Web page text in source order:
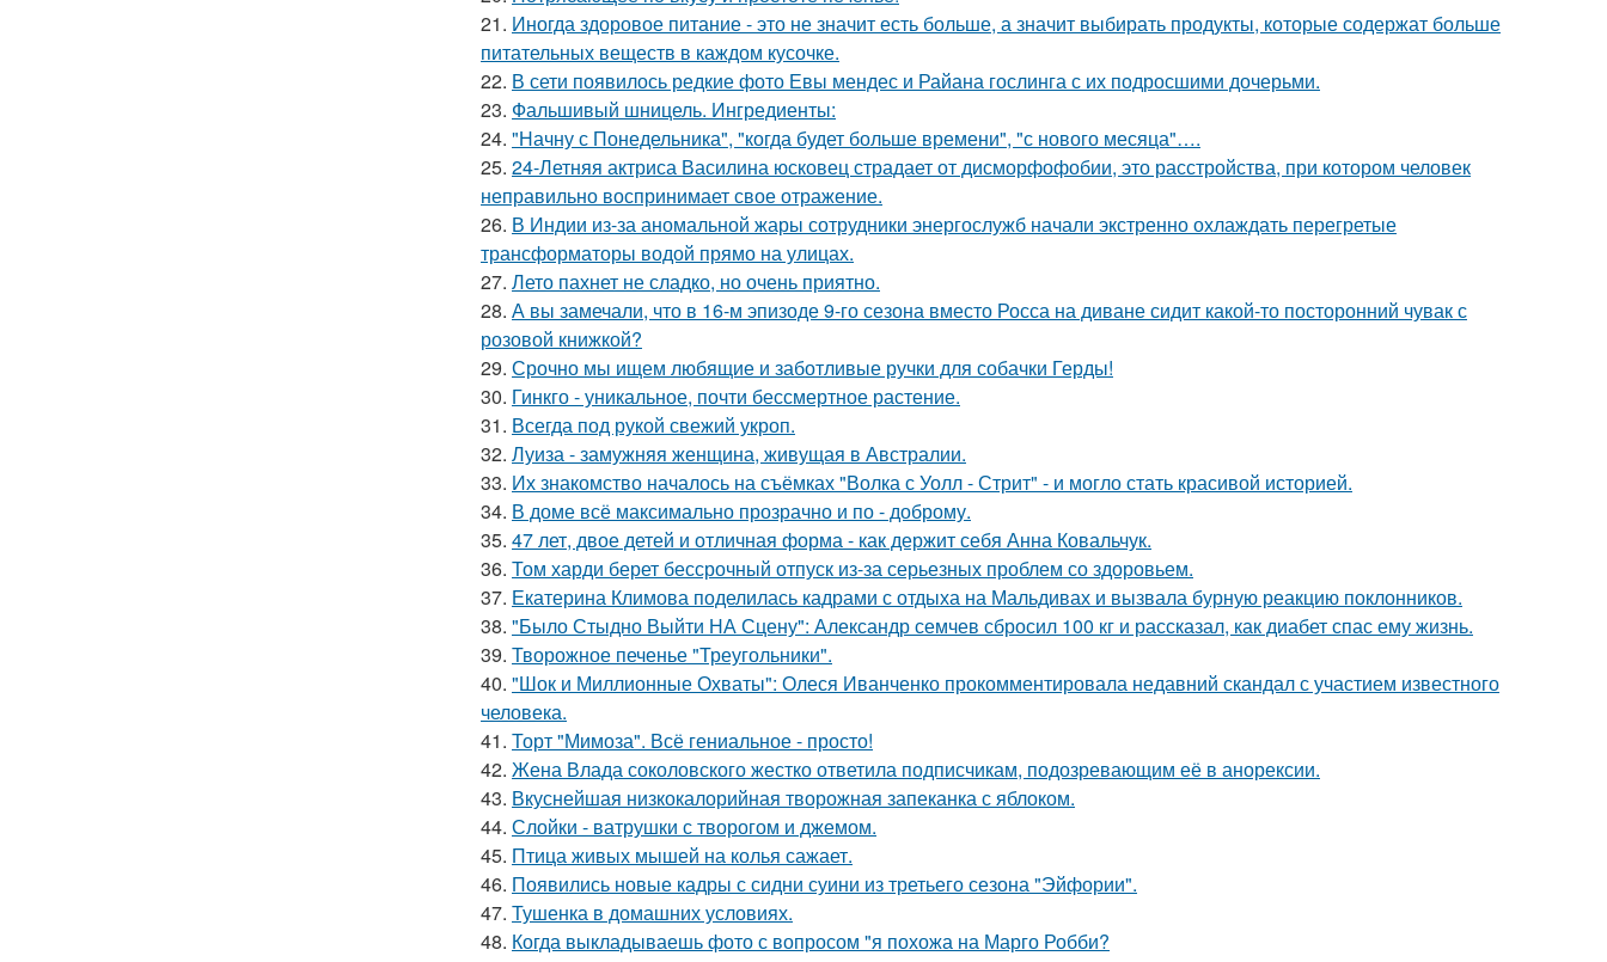
21. Иногда здоровое питание - это не значит есть больше, а значит выбирать продукты, которые содержат больше
питательных веществ в каждом кусочке.
22. В сети появилось редкие фото Евы мендес и Райана гослинга с их подросшими дочерьми.
23. Фальшивый шницель. Ингредиенты:
24. "Начну с Понедельника", "когда будет больше времени", "с нового месяца"….
25. 24-Летняя актриса Василина юсковец страдает от дисморфофобии, это расстройства, при котором человек
неправильно воспринимает свое отражение.
26. В Индии из-за аномальной жары сотрудники энергослужб начали экстренно охлаждать перегретые
трансформаторы водой прямо на улицах.
27. Лето пахнет не сладко, но очень приятно.
28. А вы замечали, что в 16-м эпизоде 9-го сезона вместо Росса на диване сидит какой-то посторонний чувак с
розовой книжкой?
29. Срочно мы ищем любящие и заботливые ручки для собачки Герды!
30. Гинкго - уникальное, почти бессмертное растение.
31. Всегда под рукой свежий укроп.
32. Луиза - замужняя женщина, живущая в Австралии.
33. Их знакомство началось на съёмках "Волка с Уолл - Стрит" - и могло стать красивой историей.
34. В доме всё максимально прозрачно и по - доброму.
35. 47 лет, двое детей и отличная форма - как держит себя Анна Ковальчук.
36. Том харди берет бессрочный отпуск из-за серьезных проблем со здоровьем.
37. Екатерина Климова поделилась кадрами с отдыха на Мальдивах и вызвала бурную реакцию поклонников.
38. "Было Стыдно Выйти НА Сцену": Александр семчев сбросил 100 кг и рассказал, как диабет спас ему жизнь.
39. Творожное печенье "Треугольники".
40. "Шок и Миллионные Охваты": Олеся Иванченко прокомментировала недавний скандал с участием известного
человека.
41. Торт "Мимоза". Всё гениальное - просто!
42. Жена Влада соколовского жестко ответила подписчикам, подозревающим её в анорексии.
43. Вкуснейшая низкокалорийная творожная запеканка с яблоком.
44. Слойки - ватрушки с творогом и джемом.
45. Птица живых мышей на колья сажает.
46. Появились новые кадры с сидни суини из третьего сезона "Эйфории".
47. Тушенка в домашних условиях.
48. Когда выкладываешь фото с вопросом "я похожа на Марго Робби?